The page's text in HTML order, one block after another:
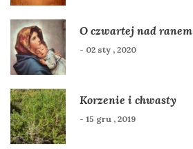
O czwartej nad ranem
- 02 sty , 2020
Korzenie i chwasty
- 15 gru , 2019